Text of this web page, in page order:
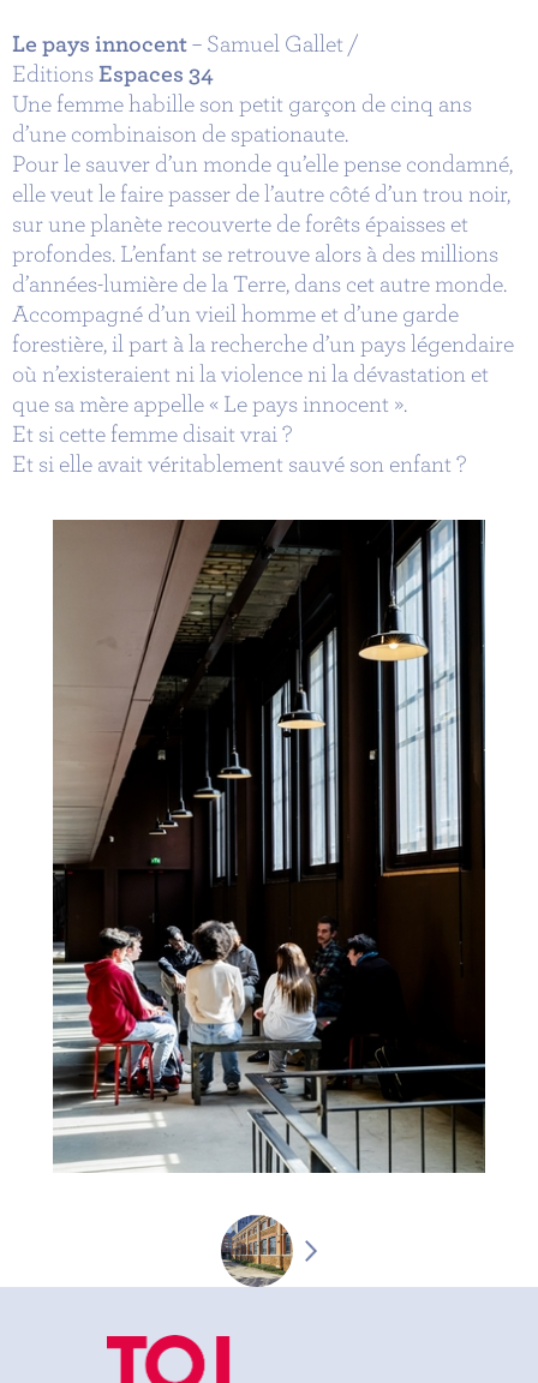
Le pays innocent– Samuel Gallet /
Editions Espaces 34
Une femme habille son petit garçon de cinq ans
d’une combinaison de spationaute.
Pour le sauver d’un monde qu’elle pense condamné,
elle veut le faire passer de l’autre côté d’un trou noir,
sur une planète recouverte de forêts épaisses et
profondes. L’enfant se retrouve alors à des millions
d’années-lumière de la Terre, dans cet autre monde.
Accompagné d’un vieil homme et d’une garde
forestière, il part à la recherche d’un pays légendaire
où n’existeraient ni la violence ni la dévastation et
que sa mère appelle « Le pays innocent ».
Et si cette femme disait vrai ?
Et si elle avait véritablement sauvé son enfant ?